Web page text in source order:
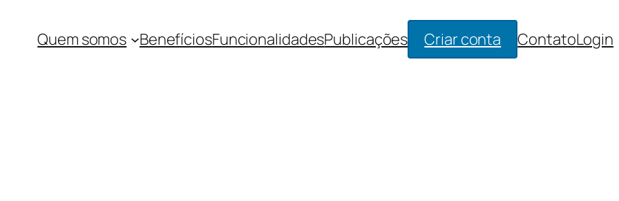
Quem somos BenefíciosFuncionalidadesPublicações Criar conta ContatoLogin